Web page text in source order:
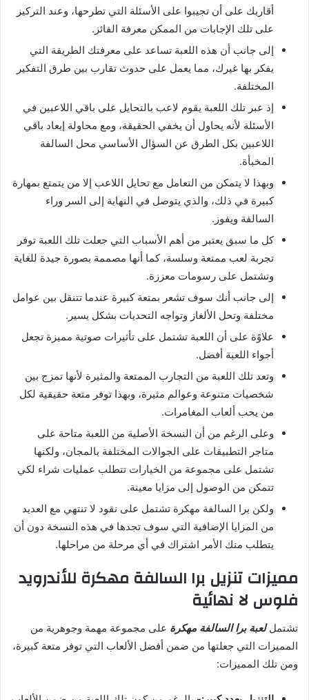
أقاربك على أن تجيبوا على الأسئلة التي تطرحها، وعند التركيز
على تلك الإجابات من الممكن معرفة الفائز.
إلى جانب أن هذه اللعبة تساعد على معرفتك الطريقة التي
يفكر بها غيرك، مما يعمل على حدوث تقارب بين طرق التفكير
المختلفة.
إذ عبر تلك اللعبة يقوم لاعب بالتحايل على باقي اللاعبين في
الأسئلة لأنه يحاول أن يخفي الحقيقة، ومع محاولة إبعاد باقي
اللاعبين بكل الطرق عن السؤال الأساسي محل السالفة
المخبأة.
وبهذا لا يتمكن من التعامل مع تحايل اللاعب إلا من يتمتع بمهارة
كبيرة في ذلك، والذي يتوصل في النهاية إلى السر وراء
السالفة ويفوز.
كل ما سبق يعتبر من أهم الأسباب التي جعلت تلك اللعبة توفر
تجربة لعب ممتعة وسلسة، كما أنها مصممة بصورة جيدة للغاية
وتشتمل على رسومات معززة.
إلى جانب أنك سوف تشعر بمتعة كبيرة عندما تتنقل بين عوامل
مختلفة وتحل الألغاز وتواجه التحديات بشكل يسير.
علاوًة على أن اللعبة تشتمل على تأثيرات صوتية مميزة تجعل
أجواء اللعبة أفضل.
وتعد تلك اللعبة من التجارب الممتعة والمثيرة لأنها تمزج بين
شخصيات متنوعة وعوالم مثيرة، وبهذا توفر متعة حقيقية لكل
من يحب ألعاب المغامرات.
وعلى الرغم من أن النسخة الأصلية من اللعبة متاحة على
متاجر التطبيقات على الجوالات المختلفة بالمجان، ولكنها
تشتمل على مجموعة من الخيارات تتطلب عمليات شراء لكي
تتمكن من الوصول إلى مزايا معينة.
ولكن برا السالفة مهكرة تشتمل على نقود لا تنتهي مع العديد
من المزايا الإضافية التي سوف تجدها في هذه النسخة دون أن
يتطلب منك الأمر اشتراك في أي مرحلة من مراحلها.
مميزات تنزيل برا السالفة مهكرة للأندرويد
فلوس لا نهائية
تشتمللعبة برا السالفة مهكرة على مجموعة مهمة وجوهرية من
المميزات التي جعلتها من ضمن أفضل الألعاب التي توفر متعة كبيرة،
ومن تلك المميزات: